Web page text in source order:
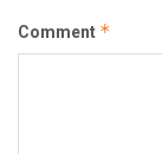
Comment *